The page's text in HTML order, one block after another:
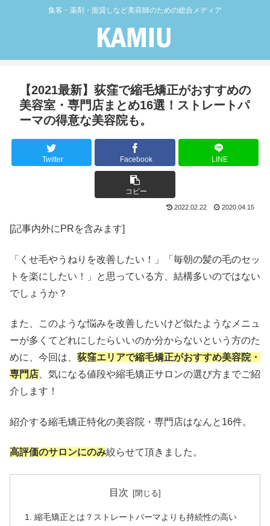
集客・薬剤・面貸しなど美容師のための総合メディア
【2021最新】荻窪で縮毛矯正がおすすめの
美容室・専門店まとめ16選！ストレートパ
ーマの得意な美容院も。
Twitter Facebook LINE
コピー
2022.02.22 2020.04.15
[記事内外にPRを含みます]
「くせ毛やうねりを改善したい！」「毎朝の髪の毛のセッ
トを楽にしたい！」と思っている方、結構多いのではない
でしょうか？
また、このような悩みを改善したいけど似たようなメニュ
ーが多くてどれにしたらいいのか分からないという方のた
めに、今回は、 荻窪エリアで縮毛矯正がおすすめ美容院・
専門店 、気になる値段や縮毛矯正サロンの選び方までご紹
介します！
紹介する縮毛矯正特化の美容院・専門店はなんと16件。
高評価のサロンにのみ絞らせて頂きました。
目次
縮毛矯正とは？ストレートパーマよりも持続性の高い